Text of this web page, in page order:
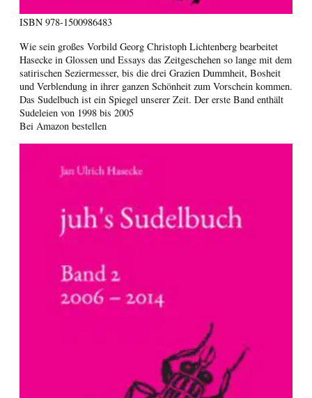
ISBN 978-1500986483
Wie sein großes Vorbild Georg Christoph Lichtenberg bearbeitet
Hasecke in Glossen und Essays das Zeitgeschehen so lange mit dem
satirischen Seziermesser, bis die drei Grazien Dummheit, Bosheit
und Verblendung in ihrer ganzen Schönheit zum Vorschein kommen.
Das Sudelbuch ist ein Spiegel unserer Zeit. Der erste Band enthält
Sudeleien von 1998 bis 2005
Bei Amazon bestellen